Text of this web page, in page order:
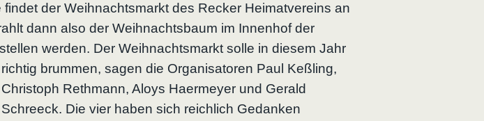
der Weihnachtsmarkt des Recker Heimatvereins an
dann also der Weihnachtsbaum im Innenhof der
werden. Der Weihnachtsmarkt solle in diesem Jahr
richtig brummen, sagen die Organisatoren Paul Keßling,
Christoph Rethmann, Aloys Haermeyer und Gerald
Schreeck. Die vier haben sich reichlich Gedanken